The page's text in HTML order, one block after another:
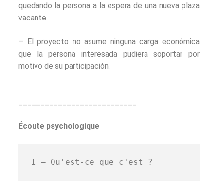
quedando la persona a la espera de una nueva plaza
vacante.
– El proyecto no asume ninguna carga económica
que la persona interesada pudiera soportar por
motivo de su participación.
Écoute psychologique
I – Qu'est-ce que c'est ?